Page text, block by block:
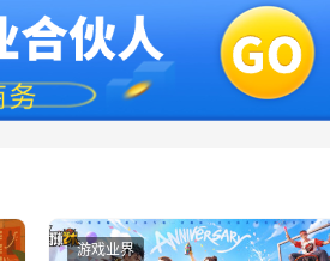
游戏业界